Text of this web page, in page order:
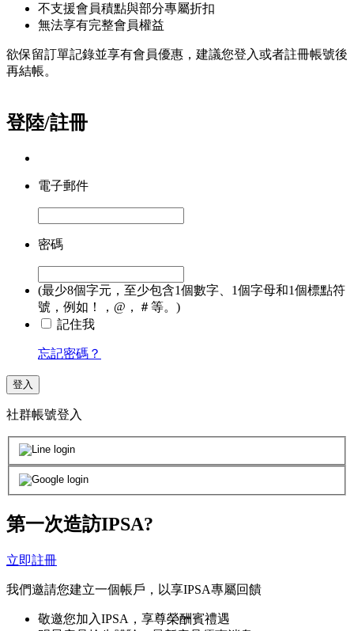
不支援會員積點與部分專屬折扣
無法享有完整會員權益
欲保留訂單記錄並享有會員優惠，建議您登入或者註冊帳號後
再結帳。
登陸/註冊
電子郵件
密碼
(最少8個字元，至少包含1個數字、1個字母和1個標點符
號，例如！，@，＃等。)
記住我
忘記密碼？
登入
社群帳號登入
第一次造訪IPSA?
立即註冊
我們邀請您建立一個帳戶，以享IPSA專屬回饋
敬邀您加入IPSA，享尊榮酬賓禮遇